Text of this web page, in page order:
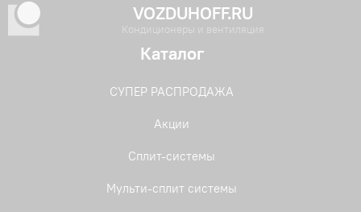
VOZDUHOFF.RU
Кондиционеры и вентиляция
Каталог
СУПЕР РАСПРОДАЖА
Акции
Сплит-системы
Мульти-сплит системы